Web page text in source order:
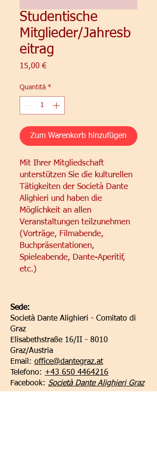
Studentische
Mitglieder/Jahresb
eitrag
15,00 €Prezzo
Quantità *
Zum Warenkorb hinzufügen
Mit Ihrer Mitgliedschaft
unterstützen Sie die kulturellen
Tätigkeiten der Società Dante
Alighieri und haben die
Möglichkeit an allen
Veranstaltungen teilzunehmen
(Vorträge, Filmabende,
Buchpräsentationen,
Spieleabende, Dante-Aperitif,
etc.)
Sede:
Società Dante Alighieri - Comitato di
Graz
Elisabethstraße 16/II - 8010
Graz/Austria
Email: office@dantegraz.at
Telefono: +43 650 4464216
Facebook: Società Dante Alighieri Graz